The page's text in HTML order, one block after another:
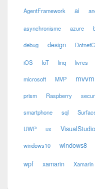
AgentFramework ai
asynchronisme azure
debug design
iOS IoT linq livres
microsoft MVP mvvm
prism Raspberry
smartphone sql
UWP ux VisualStudio
windows10 windows8
wpf xamarin Xamarin